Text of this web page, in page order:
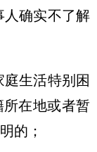
人确实不了解
庭生活特别困
在地或者暂
的；